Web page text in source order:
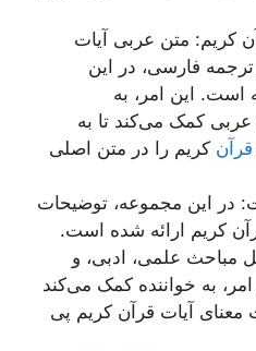
کریم: متن عربی آیات
ترجمه فارسی، در این
است. این امر، به
عربی کمک می‌کند تا به
قرآن کریم را در متن اصلی
در این مجموعه، توضیحات
کریم ارائه شده است.
مباحث علمی، ادبی، و
به خواننده کمک می‌کند
آیات قرآن کریم پی